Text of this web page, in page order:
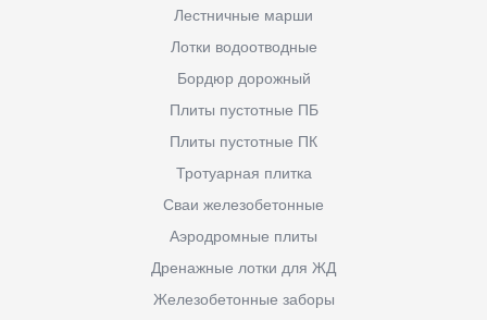
Лестничные марши
Лотки водоотводные
Бордюр дорожный
Плиты пустотные ПБ
Плиты пустотные ПК
Тротуарная плитка
Сваи железобетонные
Аэродромные плиты
Дренажные лотки для ЖД
Железобетонные заборы